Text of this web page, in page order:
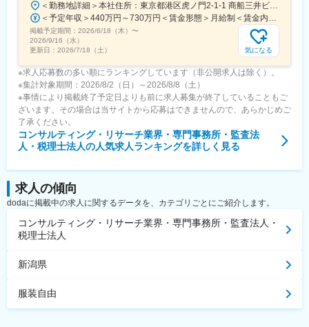
＜勤務地詳細＞本社住所：東京都港区虎ノ門2-1-1 商船三井ビル勤務地最寄駅：東京メトロ銀座線／虎ノ門駅受動喫煙対策：屋内全面禁煙変更の範囲：会社の定める事業所
＜予定年収＞440万円～730万円＜賃金形態＞月給制＜賃金内訳＞月額（基本給）：291,800円～487,000円＜月給＞291,800円～487,000円＜昇給有無＞有＜残業手当＞有＜給与補足＞※上記想定年収には賞与3ヶ月分を含みます。金額は目安の金額であり、これまでのご経験・スキル・現年収等を総合的に考慮し決定いたします。■昇給：年1回■賞与：3ヶ月分（前年度実績）賃金はあくまでも目安の金額であり、選考を通じて上下する可能性があります。月給(月額)は固定手当を含めた表記です。
掲載予定期間： 2026/6/18（木） 〜
2026/9/16（水）
更新日： 2026/7/18（土） 気になる
※求人応募数の多い順にランキングしています（非公開求人は除く）。
※集計対象期間：2026/8/2（日）～2026/8/8（土）
※事情により掲載終了予定日よりも前に求人募集が終了していることもご
ざいます。その場合は当サイトから応募はできませんので、あらかじめご
了承ください。
コンサルティング・リサーチ業界・専門事務所・監査法
人・税理士法人の人気求人ランキングを詳しく見る
求人の傾向
dodaに掲載中の求人に関するデータを、カテゴリごとにご紹介します。
コンサルティング・リサーチ業界・専門事務所・監査法人・
税理士法人
新潟県
服装自由